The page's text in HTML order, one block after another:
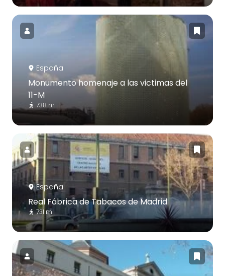
España
Monumento homenaje a las victimas del
11-M
738 m
España
Real Fábrica de Tabacos de Madrid
731 m